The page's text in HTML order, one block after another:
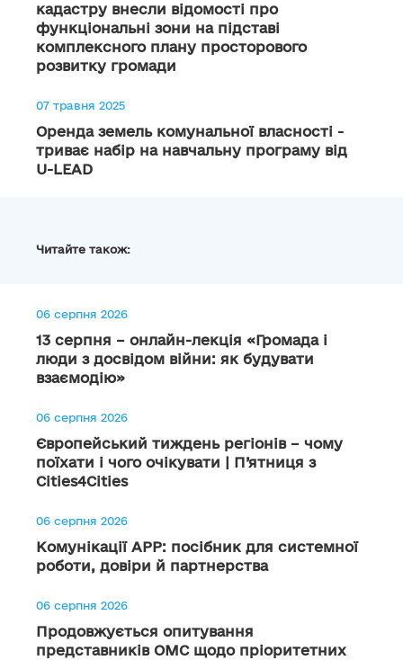
кадастру внесли відомості про
функціональні зони на підставі
комплексного плану просторового
розвитку громади
07 травня 2025
Оренда земель комунальної власності -
триває набір на навчальну програму від
U-LEAD
Читайте також:
06 серпня 2026
13 серпня – онлайн-лекція «Громада і
люди з досвідом війни: як будувати
взаємодію»
06 серпня 2026
Європейський тиждень регіонів – чому
поїхати і чого очікувати | П’ятниця з
Cities4Cities
06 серпня 2026
Комунікації АРР: посібник для системної
роботи, довіри й партнерства
06 серпня 2026
Продовжується опитування
представників ОМС щодо пріоритетних